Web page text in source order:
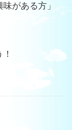
がある方」